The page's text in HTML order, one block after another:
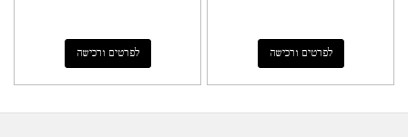
לפרטים ורכישה לפרטים ורכישה